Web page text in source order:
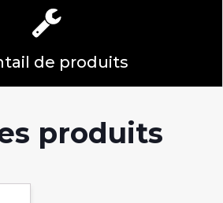
de produits
produits